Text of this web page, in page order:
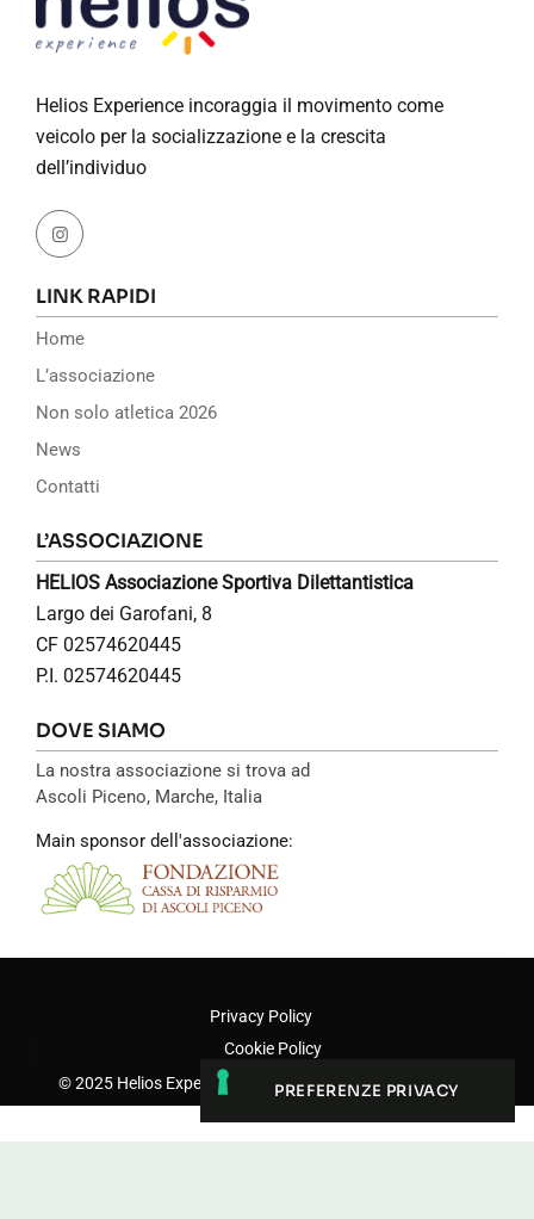
Helios Experience incoraggia il movimento come
veicolo per la socializzazione e la crescita
dell’individuo
LINK RAPIDI
Home
L’associazione
Non solo atletica 2026
News
Contatti
L’ASSOCIAZIONE
HELIOS Associazione Sportiva Dilettantistica
Largo dei Garofani, 8
CF 02574620445
P.I. 02574620445
DOVE SIAMO
La nostra associazione si trova ad
Ascoli Piceno, Marche, Italia
Main sponsor dell'associazione:
© 2025 Helios Experience - Sito realizzato daNucleo Web
Privacy Policy
Cookie Policy